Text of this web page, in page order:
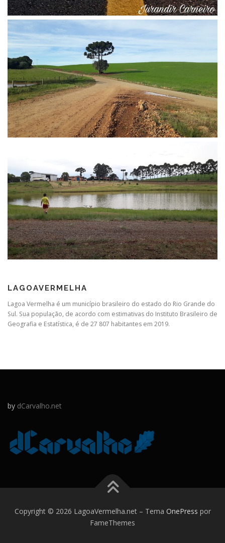
LAGOAVERMELHA
Lagoa Vermelha é um município brasileiro do estado do Rio Grande do
Sul. Sua população, de acordo com estimativas do Instituto Brasileiro de
Geografia e Estatística, é de 27 807 habitantes em 2019.
by dCarvalho.net
Copyright © 2026 LagoaVermelha.net – Tema OnePress por
FameThemes